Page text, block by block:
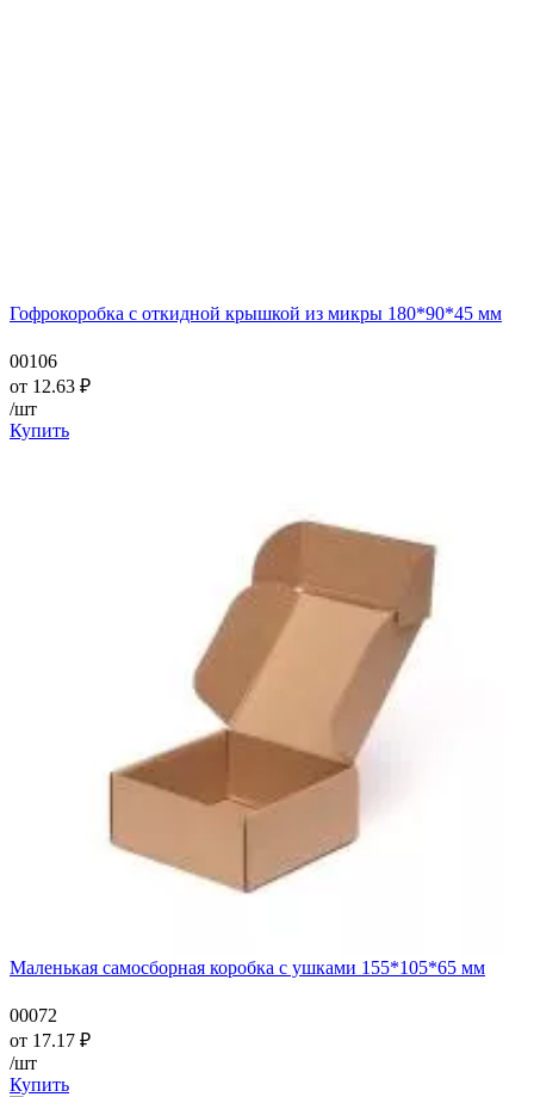
Гофрокоробка с откидной крышкой из микры 180*90*45 мм
00106
от 12.63 ₽
/шт
Купить
Маленькая самосборная коробка с ушками 155*105*65 мм
00072
от 17.17 ₽
/шт
Купить